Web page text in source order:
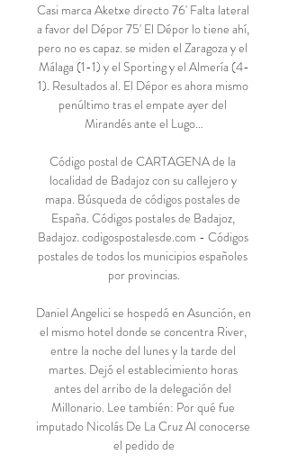
Casi marca Aketxe directo 76' Falta lateral
a favor del Dépor 75' El Dépor lo tiene ahí,
pero no es capaz. se miden el Zaragoza y el
Málaga (1-1) y el Sporting y el Almería (4-
1). Resultados al. El Dépor es ahora mismo
penúltimo tras el empate ayer del
Mirandés ante el Lugo…
Código postal de CARTAGENA de la
localidad de Badajoz con su callejero y
mapa. Búsqueda de códigos postales de
España. Códigos postales de Badajoz,
Badajoz. codigospostalesde.com - Códigos
postales de todos los municipios españoles
por provincias.
Daniel Angelici se hospedó en Asunción, en
el mismo hotel donde se concentra River,
entre la noche del lunes y la tarde del
martes. Dejó el establecimiento horas
antes del arribo de la delegación del
Millonario. Lee también: Por qué fue
imputado Nicolás De La Cruz Al conocerse
el pedido de